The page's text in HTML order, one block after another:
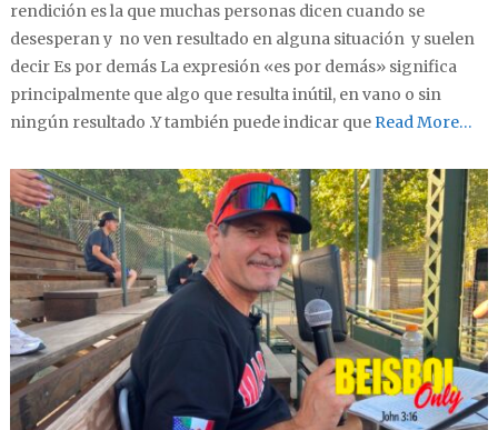
rendición es la que muchas personas dicen cuando se
desesperan y no ven resultado en alguna situación y suelen
decir Es por demás La expresión «es por demás» significa
principalmente que algo que resulta inútil, en vano o sin
ningún resultado .Y también puede indicar queRead More…